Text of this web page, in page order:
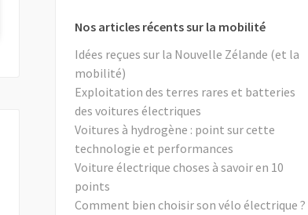
Nos articles récents sur la mobilité
Idées reçues sur la Nouvelle Zélande (et la
mobilité)
Exploitation des terres rares et batteries
des voitures électriques
Voitures à hydrogène : point sur cette
technologie et performances
Voiture électrique choses à savoir en 10
points
Comment bien choisir son vélo électrique ?